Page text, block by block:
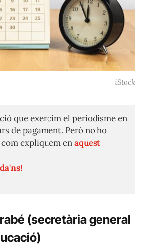
iStock
que exercim el periodisme en
de pagament. Però no ho
expliquem enaquest
(secretària general